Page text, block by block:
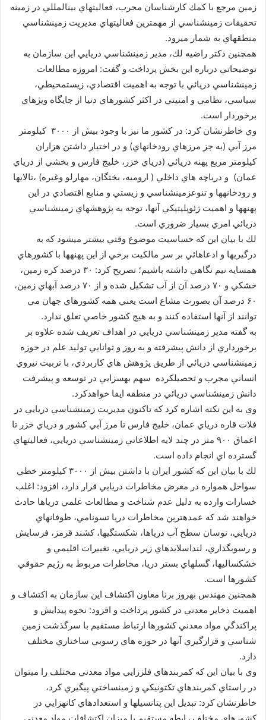
زمين مرجع با كمك كارشناسان مجرب، فعاليتهاي بينالمللي در زمينه
تحقيقات زمينشناسي از مهمترين فعاليتهاي مديريت زمينشناسي
منطقهاي به شمار ميرود.
همچنين دكتر راضيه لك، مدير زمينشناسي دريايي اين سازمان به
توضيحاتي درباره اين بخش پرداخت و گفت: امروزه مطالعات
زمينشناسي دريائي با توجه به اهميت اقتصادي، زيستمحيطي،
سياسي، نظامي و امنيتي در اكثر كشورهاي دنيا از جايگاه ويژهاي
برخوردار است.
وي خاطرنشان كرد: در كشور ما نيز با وجود بيش از ۳۰۰۰ كيلومتر
مرز آبي (به جز مرزهاي رودخانهاي) و در اختيار داشتن هزاران
كيلومتر مربع پهنه دريائي (درياي خزر، خليج فارس و بخشي از درياي
عمان) و درياچه هاي داخلي ( اروميه، بختگان، مهارلو وغيره) ،تالابها
و رودخانهها و تنوعزمينشناسي و زيستي و منابع اقتصادي در اين
پهنهها و اهميت ژئوپليتيكي آنها، توجه به پژوهشهاي زمينشناسي
دريائي امري بسيار ضروري است.
لك با بيان اين كه حساسيت موضوع وقتي بيشتر ميشود كه به
درگيريها و ادعاهائي بر سر مالكيت برخي از اين پهنهها با كشورهاي
همسايه نيم نگاهي داشته باشيم؛ تصريح كرد: ۳۰ درصد كره زمين،
خشكي و ۷۰ درصد آن از آب تشكيل شده و از ۷۰ درصد آبهاي زمين،
۶۰ درصد آن بصورت مشاع است يعني همه كشورهاي جهان مي
توانند از آنها استفاده كنند و به هيچ كشور خاصي تعلق ندارد.
به گفته مدير زمينشناسي دريايي در اهداف تعريف شده علاوه بر
برخورداري از دانش پيشرفته و به روز و توانايي توليد علم در حوزه
زمينشناسي دريائي از طريق پژوهش هاي كاربردي، با تربيت نيروي
انساني مجرب و تحصيلكرده سهم بهسزايي در توسعه و پيشرفت
دانش زمينشناسي دريائي در منطقه ايفا خواهدكرد.
وي به اين نكته اشاره كرد كه تاكنون مديريت زمينشناسي دريايي در
فلات قاره درياي عمان، خليج فارس تا مرز آبي كشور و درياي خزر تا
اعماق ۹۰۰ متر در چند لايه اطلاعاتي زمينشناسي دريايي، فعاليتهاي
گسترده اي انجام داده است.
لك با بيان اين كه كشور ايران با داشتن بيش از ۳۰۰۰ كيلومتر خطي
سواحل همواره در معرض مخاطرات دريايي قرار دارد، افزود: اغلب
خسارات وارده به دليل عدم شناخت و مطالعات علمي درياها حادث
خواهند شد كه عمدهترين مخاطرات دريا تسونامي، طوفانهاي
دريايي، نوسان سطح آب درياها، شكستگيها، كشند قرمز، فرسايش
و رسوبگذاري، لنداسلايدهاي زير دريايي، تغييرات اقليمي و
خشكساليها، گسلهاي بستر دريا، مخاطرات مربوط به رژيم حقوقي
كشورها است.
همچنين مهندس بهروز برنا معاون اكتشاف اين سازمان به اكتشاف و
اهميت ذخاير معدني در كشور پرداخت و افزود: نحوه پيدايش و
پراكندگي مواد معدني كشورها ارتباط مستقيم با سرگذشت زمين
شناسي و قرارگيري آنها در حوزه هاي رسوبي ساختاري مختلف
دارد.
وي با بيان اين كه كمربندهاي فلززايي مواد معدني مختلف را ميتوان
در راستاي كمربندهاي تكتونيكي و زمينساختي پيگيري كرد،
خاطرنشان كرد: تبديل اين پتانسيلها و استعدادهاي كانهزايي در
كشورهاي مختلف رابطه مستقيم با ميزان اكتشافات مواد معدني